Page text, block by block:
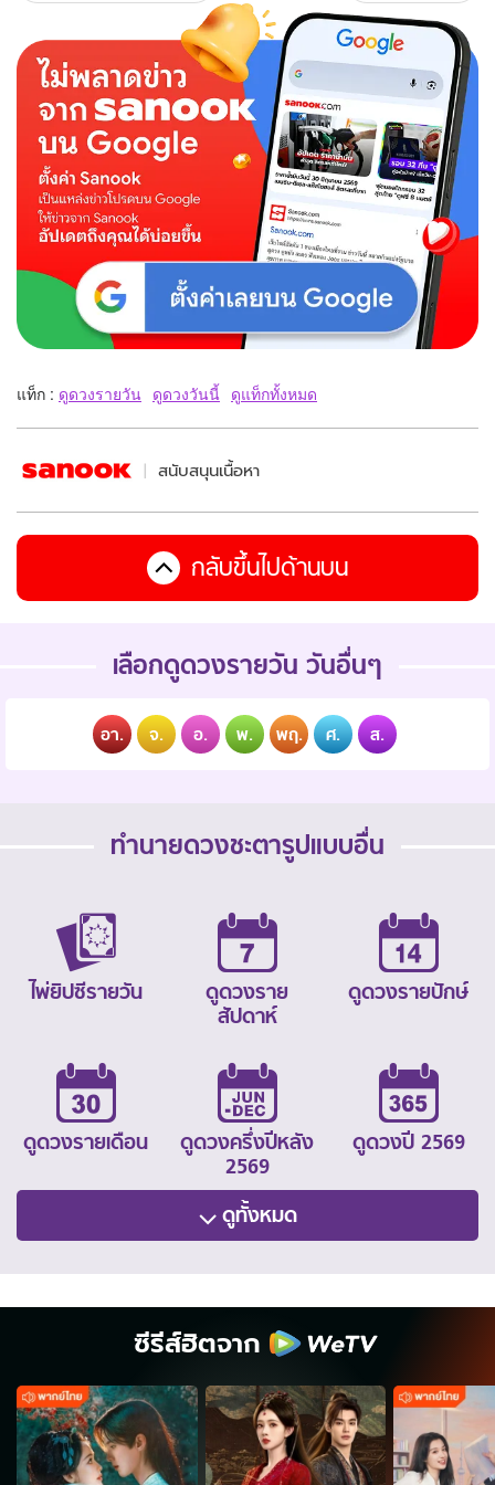
แท็ก : ดูดวงรายวัน ดูดวงวันนี้ ดูแท็กทั้งหมด
สนับสนุนเนื้อหา
กลับขึ้นไปด้านบน
เลือกดูดวงรายวัน วันอื่นๆ
อา. จ. อ. พ. พฤ. ศ. ส.
ทำนายดวงชะตารูปแบบอื่น
ไพ่ยิปซีรายวัน
ดูดวงราย
สัปดาห์
ดูดวงรายปักษ์
ดูดวงรายเดือน
ดูดวงครึ่งปีหลัง
2569
ดูดวงปี 2569
ดูทั้งหมด
ซีรีส์ฮิตจาก